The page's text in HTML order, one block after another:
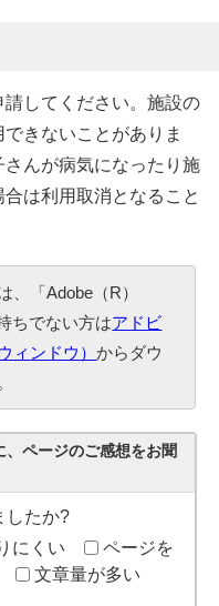
してください。施設の
きないことがありま
んが病気になったり施
は利用取消となること
、「Adobe（R）
ちでない方はアドビ
ィンドウ）からダウ
、ページのご感想をお聞
したか?
にくい
ページを
文章量が多い